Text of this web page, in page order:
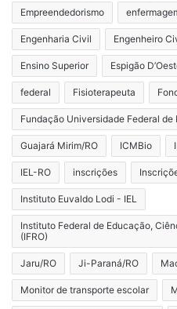
Empreendedorismo
Engenharia Civil Engenheiro
Ensino Superior Espigão
federal Fisioterapeuta
Fundação Universidade Federal de
Guajará Mirim/RO ICMBio
IEL-RO inscrições
Instituto Euvaldo Lodi - IEL
Instituto Federal de Educação,
(IFRO)
Jaru/RO Ji-Paraná/RO
Monitor de transporte escolar